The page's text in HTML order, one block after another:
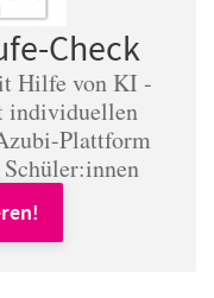
Check
Hilfe von KI -
individuellen
Plattform